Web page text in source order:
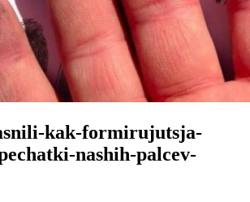
kak-formirujutsja-
nashih-palcev-